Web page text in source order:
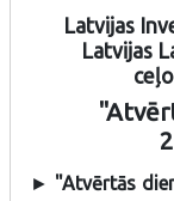
Latvijas
Latvijas
► "Atvērtās